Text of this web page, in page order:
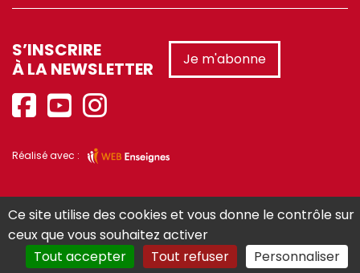
S’INSCRIRE
À LA NEWSLETTER
Je m'abonne
Réalisé avec :
Ce site utilise des cookies et vous donne le contrôle sur
ceux que vous souhaitez activer
Tout accepter
Tout refuser Personnaliser